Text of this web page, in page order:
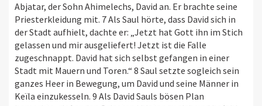
Abjatar, der Sohn Ahimelechs, David an. Er brachte seine
Priesterkleidung mit. 7 Als Saul hörte, dass David sich in
der Stadt aufhielt, dachte er: „Jetzt hat Gott ihn im Stich
gelassen und mir ausgeliefert! Jetzt ist die Falle
zugeschnappt. David hat sich selbst gefangen in einer
Stadt mit Mauern und Toren.“ 8 Saul setzte sogleich sein
ganzes Heer in Bewegung, um David und seine Männer in
Keïla einzukesseln. 9 Als David Sauls bösen Plan